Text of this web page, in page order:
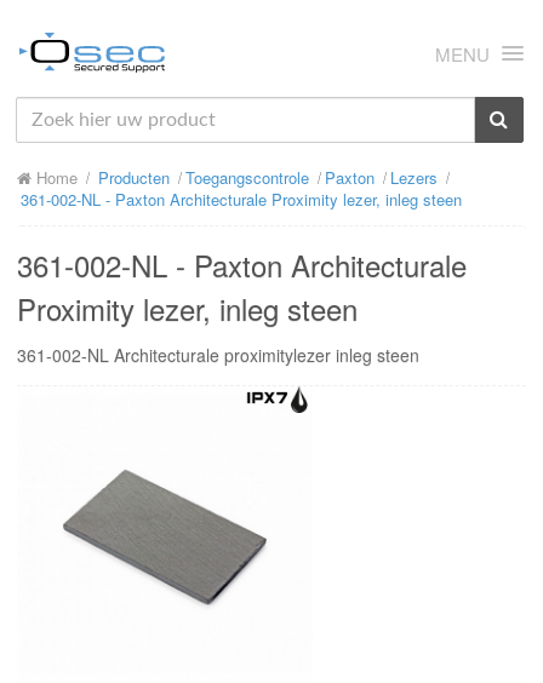
MENU
HOME
OVER ONS
CONTACT
INLOGGEN
Home Producten Toegangscontrole Paxton
Lezers
361-002-NL - Paxton Architecturale Proximity lezer, inleg steen
361-002-NL - Paxton Architecturale
Proximity lezer, inleg steen
361-002-NL Architecturale proximitylezer inleg steen